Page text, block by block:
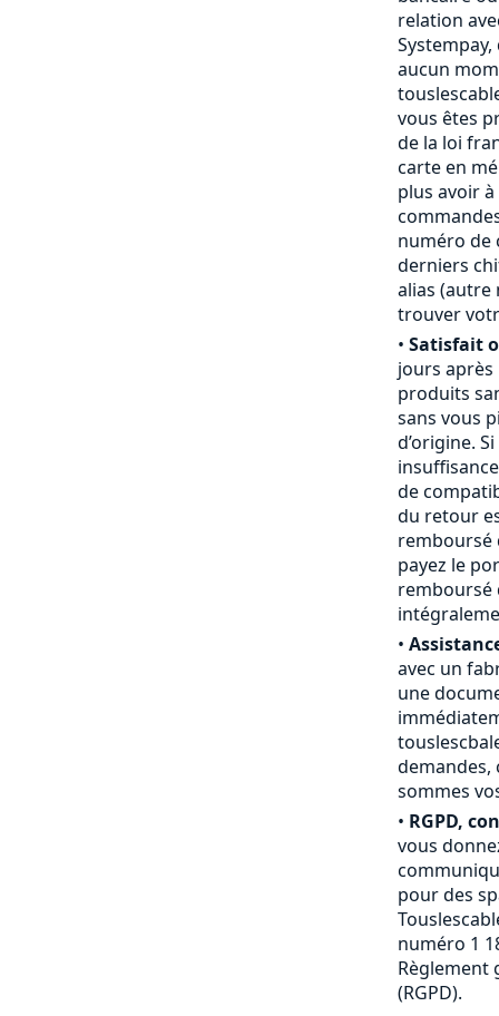
relation
aucun
vous êtes
de la loi
carte en
plus avoir
numéro de
derniers
alias (autre
trouver
• Satisfait
jours
produits
sans vous
d’origine.
de
du retour
remboursé
payez le
remboursé
•
avec un
une
demandes,
sommes
• RGPD,
vous
pour des
numéro 1
Règlement
(RGPD).